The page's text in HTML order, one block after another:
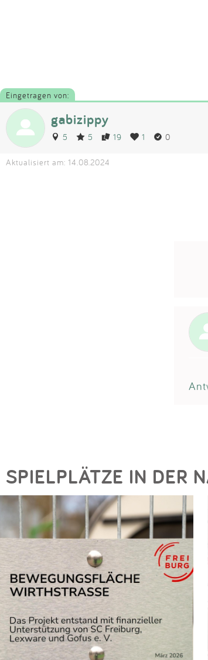
Eingetragen von:
gabizippy
5 5 19 1 0
Aktualisiert am: 14.08.2024
SPIELPLÄTZE IN DER